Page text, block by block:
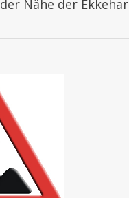
Nähe der